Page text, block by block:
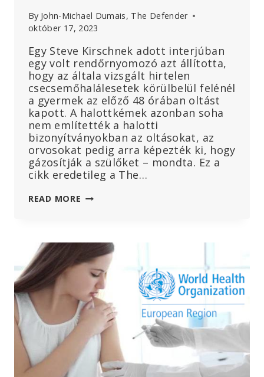
By John-Michael Dumais, The Defender
október 17, 2023
Egy Steve Kirschnek adott interjúban
egy volt rendőrnyomozó azt állította,
hogy az általa vizsgált hirtelen
csecsemőhalálesetek körülbelül felénél
a gyermek az előző 48 órában oltást
kapott. A halottkémek azonban soha
nem említették a halotti
bizonyítványokban az oltásokat, az
orvosokat pedig arra képezték ki, hogy
gázosítják a szülőket – mondta. Ez a
cikk eredetileg a The…
READ MORE RENDŐRNYOMOZÓ:
A
AZ
OLTÁST
KÖVETŐ
48
ÓRÁN
BELÜL
TÖRTÉNT
–